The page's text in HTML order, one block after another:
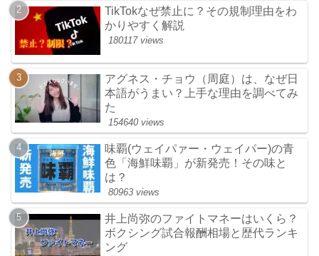
TikTokなぜ禁止に？その規制理由をわ
かりやすく解説
180117 views
アグネス・チョウ（周庭）は、なぜ日
本語がうまい？上手な理由を調べてみ
た
154640 views
味覇(ウェイパァー・ウェイパー)の青
色「海鮮味覇」が新発売！その味と
は？
80963 views
井上尚弥のファイトマネーはいくら？
ボクシング試合報酬相場と歴代ランキ
ング